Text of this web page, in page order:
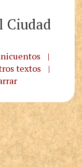
Ciudad
|
textos
|